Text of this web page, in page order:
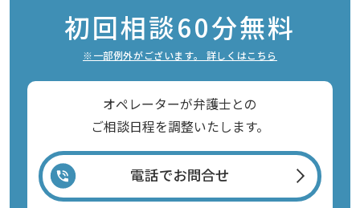
初回相談60分無料
※一部例外がございます。 詳しくはこちら
オペレーターが弁護士との
ご相談日程を調整いたします。
電話でお問合せ